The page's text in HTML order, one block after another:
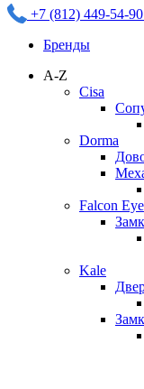
+7 (812) 449-54-90
Бренды
A-Z
Cisa
Dorma
Falcon Eye
Kale